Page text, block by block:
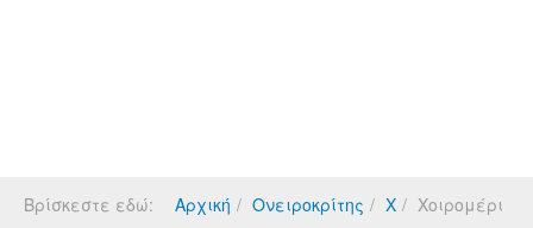
Βρίσκεστε εδώ: Αρχική Ονειροκρίτης Χ Χοιρομέρι